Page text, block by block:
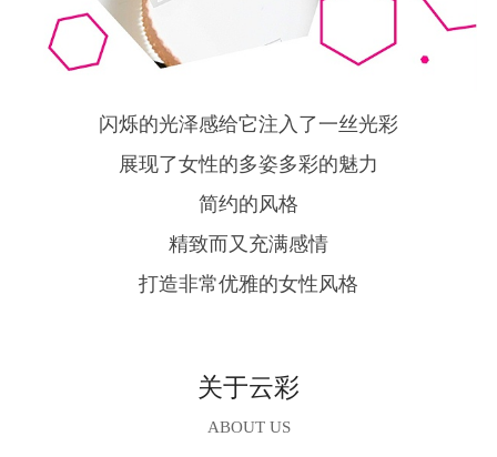
闪烁的光泽感给它注入了一丝光彩
展现了女性的多姿多彩的魅力
简约的风格
精致而又充满感情
打造非常优雅的女性风格
关于云彩
ABOUT US